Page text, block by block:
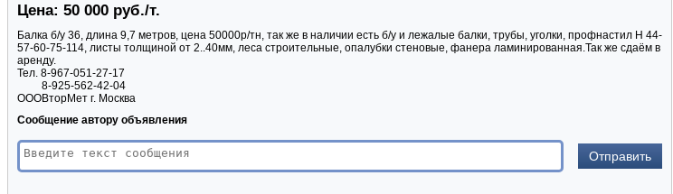
Цена: 50 000 руб./т.
Балка б/у 36, длина 9,7 метров, цена 50000р/тн, так же в наличии есть б/у и лежалые балки, трубы, уголки, профнастил Н 44-
57-60-75-114, листы толщиной от 2..40мм, леса строительные, опалубки стеновые, фанера ламинированная.Так же сдаём в
аренду.
Тел. 8-967-051-27-17
8-925-562-42-04
ОООВторМет г. Москва
Сообщение автору объявления